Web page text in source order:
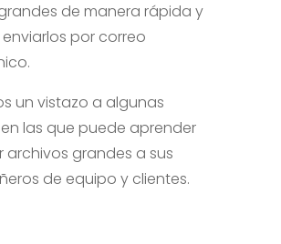
de manera rápida y
por correo
un vistazo a algunas
las que puede aprender
archivos grandes a sus
de equipo y clientes.